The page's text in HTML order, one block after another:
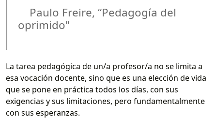
Paulo Freire, “Pedagogía del
oprimido"
La tarea pedagógica de un/a profesor/a no se limita a
esa vocación docente, sino que es una elección de vida
que se pone en práctica todos los días, con sus
exigencias y sus limitaciones, pero fundamentalmente
con sus esperanzas.